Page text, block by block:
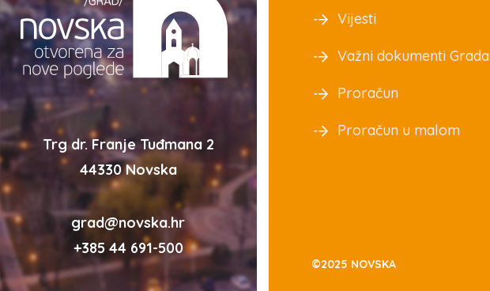
Trg dr. Franje Tuđmana 2
44330 Novska
grad@novska.hr
+385 44 691-500
Vijesti
Važni dokumenti Grada
Proračun
Proračun u malom
©2025 NOVSKA